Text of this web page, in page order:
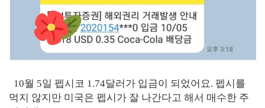
10월 5일 펩시코 1.74달러가 입금이 되었어요. 펩시를
먹지 않지만 미국은 펩시가 잘 나간다고 해서 매수한 주